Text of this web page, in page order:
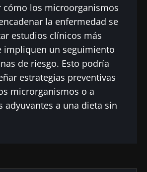
cómo los microorganismos
la enfermedad se
estudios clínicos más
impliquen un seguimiento
de riesgo. Esto podría
estrategias preventivas
microrganismos o a
adyuvantes a una dieta sin